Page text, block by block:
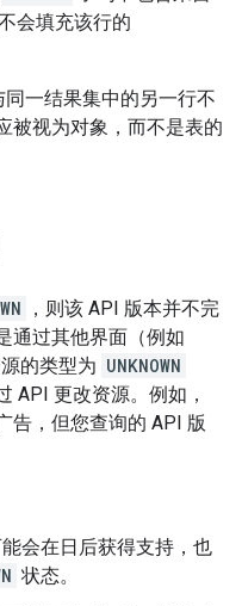
会填充该行的
一结果集中的另一行不
被视为对象，而不是表的
，则该 API 版本并不完
通过其他界面（例如
的类型为 UNKNOWN
API 更改资源。例如，
告，但您查询的 API 版
会在日后获得支持，也
状态。